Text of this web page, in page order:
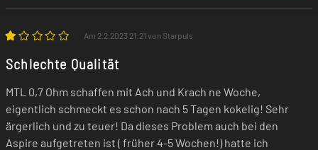
Am 2.2.2023 21:21 von Starpuls
Schlechte Qualität
MTL 0,7 Ohm schaffen mit Ach und Krach ne Woche,
eigentlich schmeckt es schon nach 5 Tagen kokelig! Sehr
ärgerlich und zu teuer! Da dieses Problem auch bei den
Aspire aufgetreten ist ( früher 4-5 Wochen!) hatte ich